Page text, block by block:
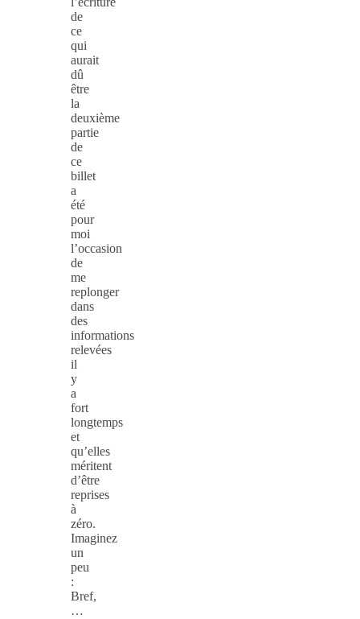
de
ce
qui
aurait
dû
être
la
deuxième
partie
de
ce
billet
a
été
pour
moi
l’occasion
de
me
replonger
dans
des
informations
relevées
il
y
a
fort
longtemps
et
qu’elles
méritent
d’être
reprises
à
zéro.
Imaginez
un
peu
:
Bref,
…